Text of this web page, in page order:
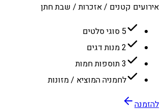
אירועים קטנים / אזכרות / שבת חתן
5 סוגי סלטים
2 מנות דגים
3 תוספות חמות
לחמניה המוציא / מזונות
להזמנה